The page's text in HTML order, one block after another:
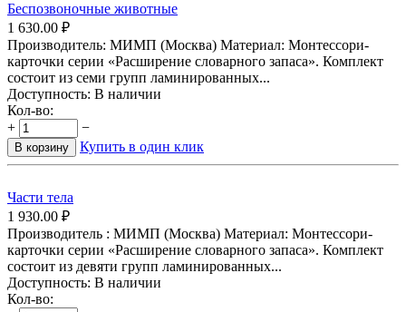
Беспозвоночные животные
1 630.00 ₽
Производитель: МИМП (Москва) Материал: Монтессори-
карточки серии «Расширение словарного запаса». Комплект
состоит из семи групп ламинированных...
Доступность: В наличии
Кол-во:
+
−
В корзину Купить в один клик
Части тела
1 930.00 ₽
Производитель : МИМП (Москва) Материал: Монтессори-
карточки серии «Расширение словарного запаса». Комплект
состоит из девяти групп ламинированных...
Доступность: В наличии
Кол-во: